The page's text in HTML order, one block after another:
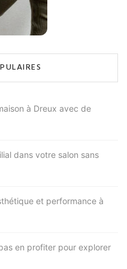
à Dreux avec de
dans votre salon sans
et performance à
en profiter pour explorer